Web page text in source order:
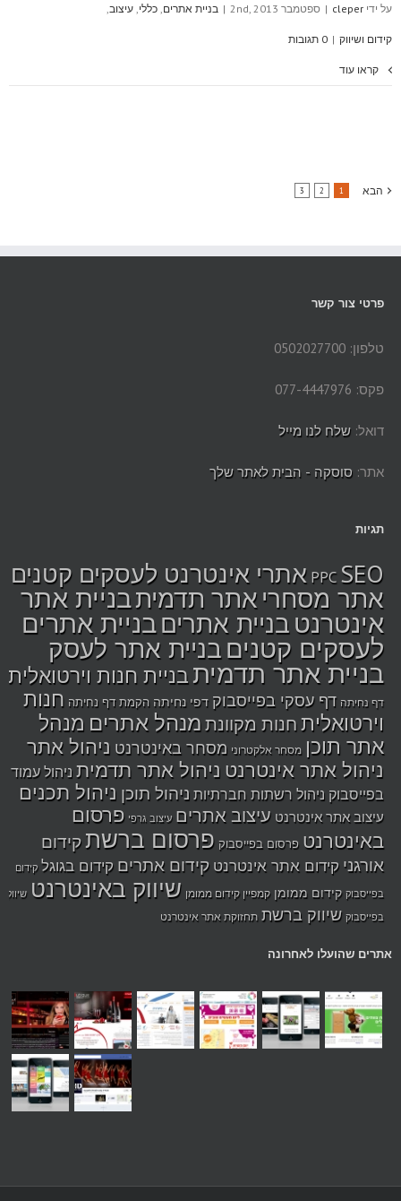
על ידי cleper
| ספטמבר 2nd, 2013 | בניית אתרים כללי עיצוב,
קידום ושיווק | 0 תגובות
קראו עוד
1
2
3 הבא
פרטי צור קשר
טלפון: 0502027700
פקס: 077-4447976
דואל: שלח לנו מייל
אתר: סוסקה - הבית לאתר שלך
תגיות
PPC SEO אתרי אינטרנט לעסקים קטנים
אתר מסחריאתר תדמיתבניית אתר
אינטרנטבניית אתריםבניית אתרים
לעסקים קטניםבניית אתר לעסק
בניית אתר תדמית בניית חנות וירטואלית
דף נחיתה דף עסקי בפייסבוק דפי נחיתה הקמת דף נחיתה חנות
וירטואלית חנות מקוונת מנהל אתרים מנהל
אתר תוכן מסחר אלקטרוני מסחר באינטרנט ניהול אתר
ניהול אתר אינטרנט ניהול אתר תדמית ניהול עמוד
בפייסבוק ניהול רשתות חברתיות ניהול תוכן ניהול תכנים
עיצוב אתר אינטרנט עיצוב אתרים עיצוב גרפי פרסום
באינטרנט פרסום בפייסבוק פרסום ברשת קידום
אורגני קידום אתר אינטרנט קידום אתרים קידום בגוגל קידום
בפייסבוק קידום ממומן קמפיין קידום ממומן שיווק באינטרנט שיווק
בפייסבוק שיווק ברשת תחזוקת אתר אינטרנט
אתרים שהועלו לאחרונה